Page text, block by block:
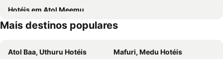
Hotéis em Atol Meemu
Mais destinos populares
Atol Baa, Uthuru Hotéis
Mafuri, Medu Hotéis